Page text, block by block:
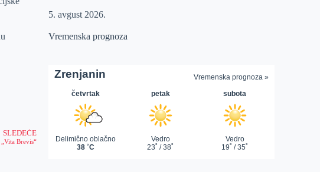
SLEDEĆE
Brevis“
5. avgust 2026.
Vremenska prognoza